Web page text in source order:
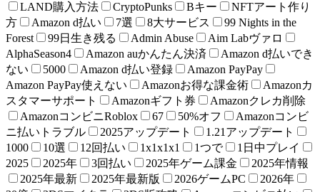
LAND購入方法
CryptoPunks Bキー
NFTアート作り
方
Amazon d払い 7選 8大サービス
99 Nights in the
Forest
99日生き残る Admin Abuse
Aim Labヴァロ
AlphaSeason4
Amazon auかんたん決済
Amazon d払いでき
ない
5000 Amazon d払い登録
Amazon PayPay
Amazon PayPay使えない
Amazonお得な課金術
Amazonカ
スタマーサポート
Amazonギフト券
Amazonクレカ削除
AmazonコンビニRoblox
67 50%オフ
Amazonコンビ
ニ払いトラブル
2025アップデート
1.21アップデート
1000
10選 12回払い 1x1x1x1 1つで
1日中プレイ
2025
2025年 3回払い 2025年ゲーム課金
2025年情報
2025年最新
2025年最新版 2026ゲームPC
2026年